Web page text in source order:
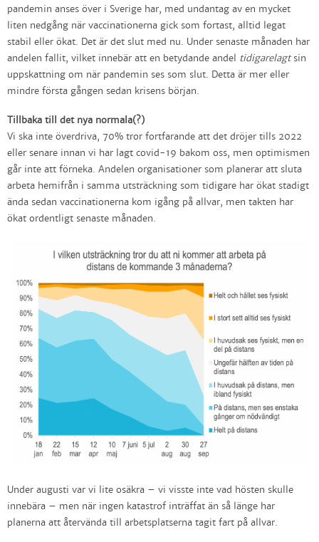
pandemin anses över i Sverige har, med undantag av en mycket
liten nedgång när vaccinationerna gick som fortast, alltid legat
stabil eller ökat. Det är det slut med nu. Under senaste månaden har
andelen fallit, vilket innebär att en betydande andel
tidigarelagtsin
uppskattning om när pandemin ses som slut. Detta är mer eller
mindre första gången sedan krisens början.
Tillbaka till det nya normala(?)
Vi ska inte överdriva, 70% tror fortfarande att det dröjer tills 2022
eller senare innan vi har lagt covid-19 bakom oss, men optimismen
går inte att förneka. Andelen organisationer som planerar att sluta
arbeta hemifrån i samma utsträckning som tidigare har ökat stadigt
ända sedan vaccinationerna kom igång på allvar, men takten har
ökat ordentligt senaste månaden.
Under augusti var vi lite osäkra – vi visste inte vad hösten skulle
innebära – men när ingen katastrof inträffat än så länge har
planerna att återvända till arbetsplatserna tagit fart på allvar.